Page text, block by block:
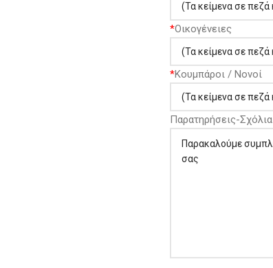
*Οικογένειες
*Κουμπάροι / Νονοί
Παρατηρήσεις-Σχόλια